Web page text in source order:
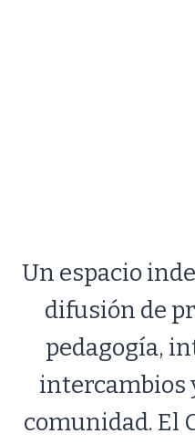
Un espacio
difusión de
pedagogía,
intercambios
comunidad. El